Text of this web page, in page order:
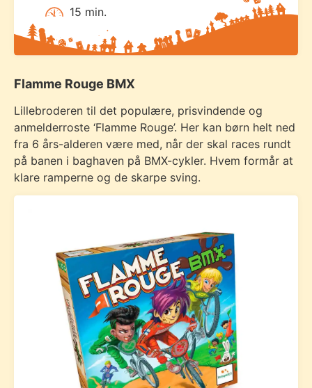
15 min.
Flamme Rouge BMX
Lillebroderen til det populære, prisvindende og
anmelderroste ‘Flamme Rouge’. Her kan børn helt ned
fra 6 års-alderen være med, når der skal races rundt
på banen i baghaven på BMX-cykler. Hvem formår at
klare ramperne og de skarpe sving.